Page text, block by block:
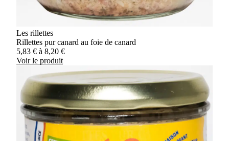
Les rillettes
Rillettes pur canard au foie de canard
5,83 € à 8,20 €
Voir le produit